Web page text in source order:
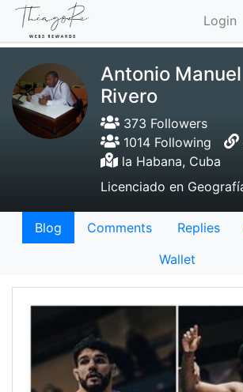
Login
Antonio
Rivero
373 Followers
1014 Following
la Habana, Cuba
Licenciado en
Blog Comments Replies
Wallet